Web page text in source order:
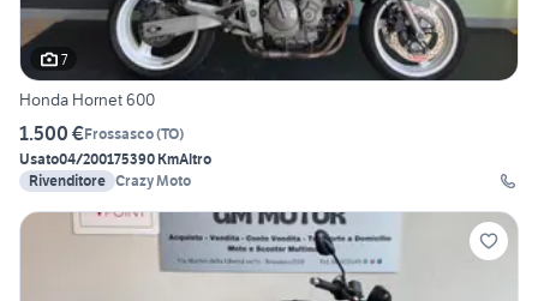
7
Honda Hornet 600
1.500 €Frossasco(TO)
Usato04/200175390 KmAltro
Rivenditore Crazy Moto